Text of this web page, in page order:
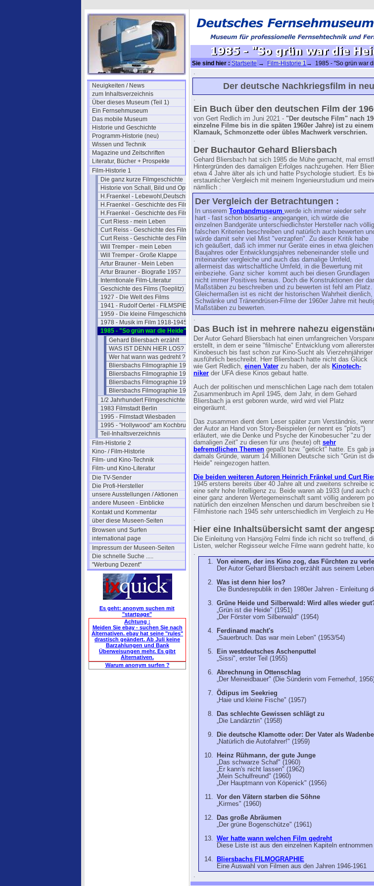
Neuigkeiten / News
zum Inhaltsverzeichnis
Über dieses Museum (Teil 1)
Ein Fernsehmuseum
Das mobile Museum
Historie und Geschichte
Programm-Historie (neu)
Wissen und Technik
Magazine und Zeitschriften
Literatur, Bücher + Prospekte
Film-Historie 1
Die ganz kurze Filmgeschichte
Historie von Schall, Bild und Optik
H.Fraenkel - Lebewohl,Deutschland
H.Fraenkel - Geschichte des Films 1
H.Fraenkel - Geschichte des Films 2
Curt Riess - mein Leben
Curt Reiss - Geschichte des Films I
Curt Reiss - Geschichte des Films II
Will Tremper - mein Leben
Will Tremper - Große Klappe
Artur Brauner - Mein Leben
Artur Brauner - Biografie 1957
Interntionale Film-Literatur
Geschichte des Films (Toeplitz)
1927 - Die Welt des Films
1941 - Rudolf Oertel - FILMSPIEGEL
1959 - Die kleine Filmgeschichte
1978 - Musik im Film 1918-1945
1985 - "So grün war die Heide"
Gehard Bliersbach erzählt
WAS IST DENN HIER LOS?
Wer hat wann was gedreht ?
Bliersbachs Filmographie 1946-50
Bliersbachs Filmographie 1951-54
Bliersbachs Filmographie 1955-56
Bliersbachs Filmographie 1957-61
1/2 Jahrhundert Filmgeschichte
1983 Filmstadt Berlin
1995 - Filmstadt Wiesbaden
1995 - "Hollywood" am Kochbrunnen
Teil-Inhaltsverzeichnis
Film-Historie 2
Kino- / Film-Historie
Film- und Kino-Technik
Film- und Kino-Literatur
Die TV-Sender
Die Profi-Hersteller
unsere Ausstellungen / Aktionen
andere Museen - Einblicke
Kontakt und Kommentar
über diese Museen-Seiten
Browsen und Surfen
international page
Impressum der Museen-Seiten
Die schnelle Suche .....
"Werbung Dezent"
Es geht: anonym suchen mit
"startpage"
Achtung :
Meiden Sie ebay - suchen Sie nach
Alternativen. ebay hat seine "rules"
drastisch geändert. Ab Juli keine
Barzahlungen und Bank
Überweisungen mehr. Es gibt
Alternativen.
Warum anonym surfen ?
Sie sind hier : Startseite → Film-Historie 1 → 1985 - "So grün war
.
Der deutsche Nachkriegsfilm in
.
Ein Buch über den deutschen Film der
von Gert Redlich im Juni 2021 - "Der deutsche Film" nach
einzelne Filme bis in die späten 1960er Jahre) ist zu
Klamauk, Schmonzette oder übles Machwerk verschrien.
.
Der Buchautor Gehard Bliersbach
Gehard Bliersbach hat sich 1985 die Mühe gemacht, mal
Hintergründen des damaligen Erfolges nachzugehen. Herr
etwa 4 Jahre älter als ich und hatte Psychologie studiert. Es
erstaunlicher Vergleich mit meinem Ingenieurstudium und
nämllich :
Der Vergleich der Betrachtungen :
In unserem Tonbandmuseum werde ich immer wieder sehr
hart - fast schon bösartig - angegangen, ich würde die
einzelnen Bandgeräte unterschiedlichster Hersteller nach völlig
falschen Kriterien beschreiben und natürlich auch bewerten
würde damit sehr viel Mist "verzapfen". Zu dieser Kritik habe
ich geäußert, daß ich immer nur Geräte eines in etwa gleichen
Baujahres oder Entwicklungsjahres nebeneinander stelle und
miteinander vergleiche und auch das damalige Umfeld,
allermeist das wirtschaftliche Umfeld, in die Bewertung mit
einbeziehe. Ganz sicher kommt auch bei diesen Grundlagen
nicht immer Positives heraus. Doch die Konstruktionen der
Maßstäben zu beschreiben und zu bewerten ist fehl am Platz.
Gleichermaßen ist es nicht der historischen Wahrheit dienlich,
Schwänke und Tränendrüsen-Filme der 1960er Jahre mit
Maßstäben zu bewerten.
.
Das Buch ist in mehrere nahezu
Der Autor Gehard Bliersbach hat einen umfangreichen
erstellt, in dem er seine "filmische" Entwicklung vom
Kinobesuch bis fast schon zur Kino-Sucht als Vierzehnjähriger
ausführlich beschreibt. Herr Bliersbach hatte nicht das Glück
wie Gert Redlich, einen Vater zu haben, der als Kinotech-
niker der UFA diese Kinos gebaut hatte.
Auch der politischen und menschlichen Lage nach dem totalen
Zusammenbruch im April 1945, dem Jahr, in dem Gehard
Bliersbach ja erst geboren wurde, wird wird viel Platz
eingeräumt.
Das zusammen dient dem Leser später zum Verständnis,
der Autor an Hand von Story-Beispielen (er nennt es "plots")
erläutert, wie die Denke und Psyche der Kinobesucher "zu der
damaligen Zeit" zu diesen für uns (heute) oft sehr
befremdlichen Themen gepaßt bzw. "getickt" hatte. Es gab ja
damals Gründe, warum 14 Millionen Deutsche sich "Grün ist
Heide" reingezogen hatten.
Die beiden weiteren Autoren Heinrich Fränkel und Curt
1945 erstens bereits über 40 Jahre alt und zweitens schreibe
eine sehr hohe Intelligenz zu. Beide waren ab 1933 (und auch
einer ganz anderen Wertegemeinschaft samt völlig anderem
natürlich den einzelnen Menschen und darum beschreiben sie
Filmhistorie nach 1945 sehr unterschiedlich im Vergleich zu
.
Hier eine Inhaltsübersicht samt der
Die Einleitung von Hansjörg Felmi finde ich nicht so treffend,
Listen, welcher Regisseur welche Filme wann gedreht hatte,
.
Von einem, der ins Kino zog, das Fürchten zu
Der Autor Gehard Bliersbach erzählt aus seinem Leben
Was ist denn hier los?
Die Bundesrepublik in den 1980er Jahren - Einleitung
Grüne Heide und Silberwald: Wird alles wieder
„Grün ist die Heide" (1951)
„Der Förster vom Silberwald" (1954)
Ferdinand macht's
„Sauerbruch. Das war mein Leben" (1953/54)
Ein westdeutsches Aschenputtel
„Sissi", erster Teil (1955)
Abrechnung in Ottenschlag
„Der Meineidbauer" (Die Sünderin vom Fernerhof,
Ödipus im Seekrieg
„Haie und kleine Fische" (1957)
Das schlechte Gewissen schlägt zu
„Die Landärztin" (1958)
Die deutsche Klamotte oder: Der Vater als
„Natürlich die Autofahrer!" (1959)
Heinz Rühmann, der gute Junge
„Das schwarze Schaf" (1960)
„Er kann's nicht lassen" (1962)
„Mein Schulfreund" (1960)
„Der Hauptmann von Köpenick" (1956)
Vor den Vätern starben die Söhne
„Kirmes" (1960)
Das große Abräumen
„Der grüne Bogenschütze" (1961)
Wer hatte wann welchen Film gedreht
Diese Liste ist aus den einzelnen Kapiteln entnommen
Bliersbachs FILMOGRAPHIE
Eine Auswahl von Filmen aus den Jahren 1946-1961
.